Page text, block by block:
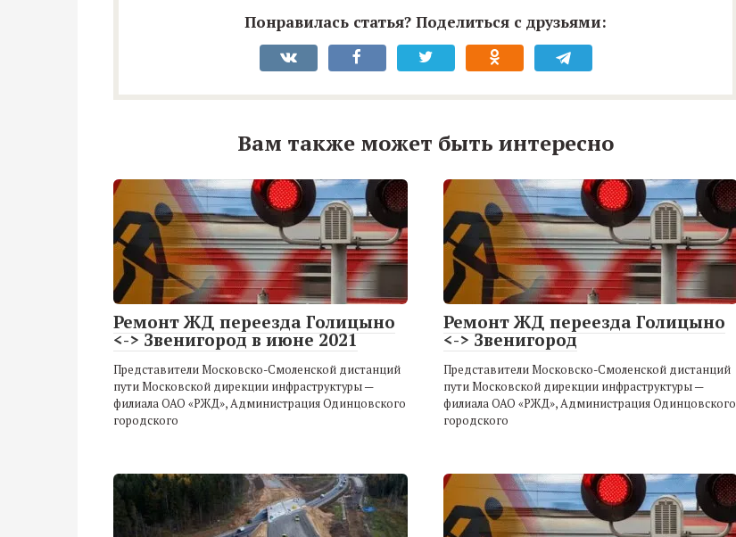
Понравилась статья? Поделиться с друзьями:
Вам также может быть интересно
Ремонт ЖД переезда Голицыно
<-> Звенигород в июне 2021
Представители Московско-Смоленской дистанций
пути Московской дирекции инфраструктуры —
филиала ОАО «РЖД», Администрация Одинцовского
городского
Ремонт ЖД переезда Голицыно
<-> Звенигород
Представители Московско-Смоленской дистанций
пути Московской дирекции инфраструктуры —
филиала ОАО «РЖД», Администрация Одинцовского
городского